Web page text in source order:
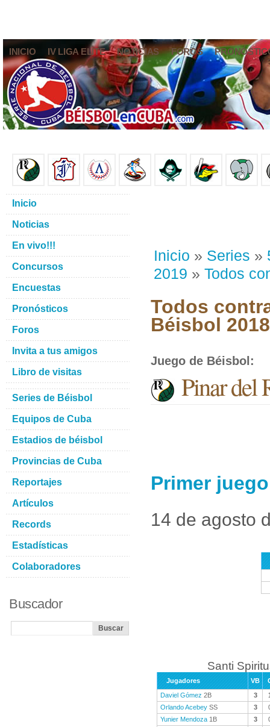
INICIO IV LIGA ELITE NOTICIAS FOROS
Inicio » Series »
2019 » Todos
Todos
Béisbol
Juego de Béisbol :
Pinar del
Primer
14 de agosto
Santi
Jugadores VB
Daviel Gómez 2B 3
Orlando Acebey SS 3
Yunier Mendoza 1B 3
Inicio
Noticias
En vivo!!!
Concursos
Encuestas
Pronósticos
Foros
Invita a tus amigos
Libro de visitas
Series de Béisbol
Equipos de Cuba
Estadios de béisbol
Provincias de Cuba
Reportajes
Artículos
Records
Estadísticas
Colaboradores
Buscador